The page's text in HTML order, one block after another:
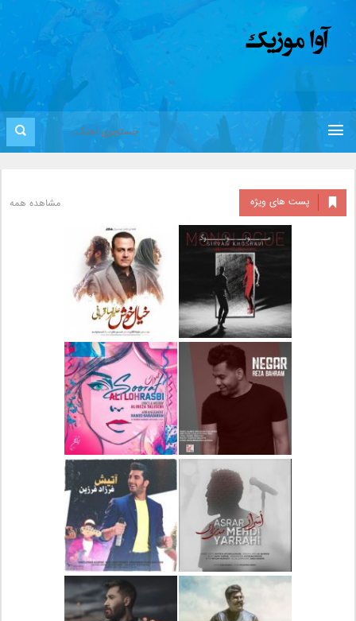
پست های ویژه مشاهده همه
دانلود آلبوم جدید سیروان
خسروی بنام مونولوگ
دانلود آهنگ جدید علیرضا
قربانی بنام خیال خوش
دانلود آهنگ جدید رضا
بهرام بنام نگار
دانلود آهنگ جدید علی
لهراسبی بنام صورت
دانلود آهنگ جدید مهدی
یراحی بنام اسرار
دانلود آهنگ جدید فرزاد
فرزین بنام آتیش